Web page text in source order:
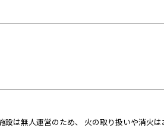
設は無人運営のため、 火の取り扱いや消火